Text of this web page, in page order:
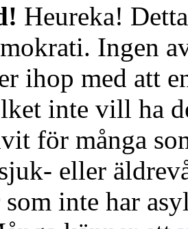
Heureka!
Ingen
ihop med att
inte vill ha
för många
eller
inte har